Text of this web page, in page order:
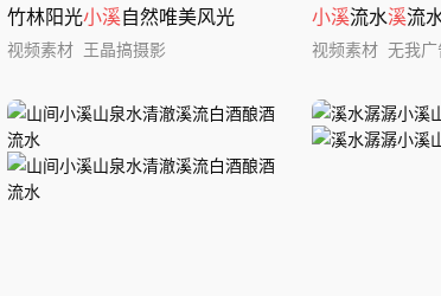
小溪
竹林阳光小溪自然唯美风光
视频素材 王晶搞摄影
小溪流水溪流水
视频素材 无我广